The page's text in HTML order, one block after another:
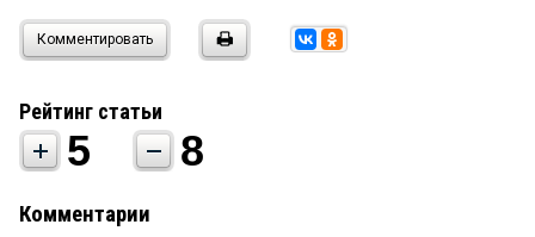
Комментировать
Рейтинг статьи
5 8
Комментарии